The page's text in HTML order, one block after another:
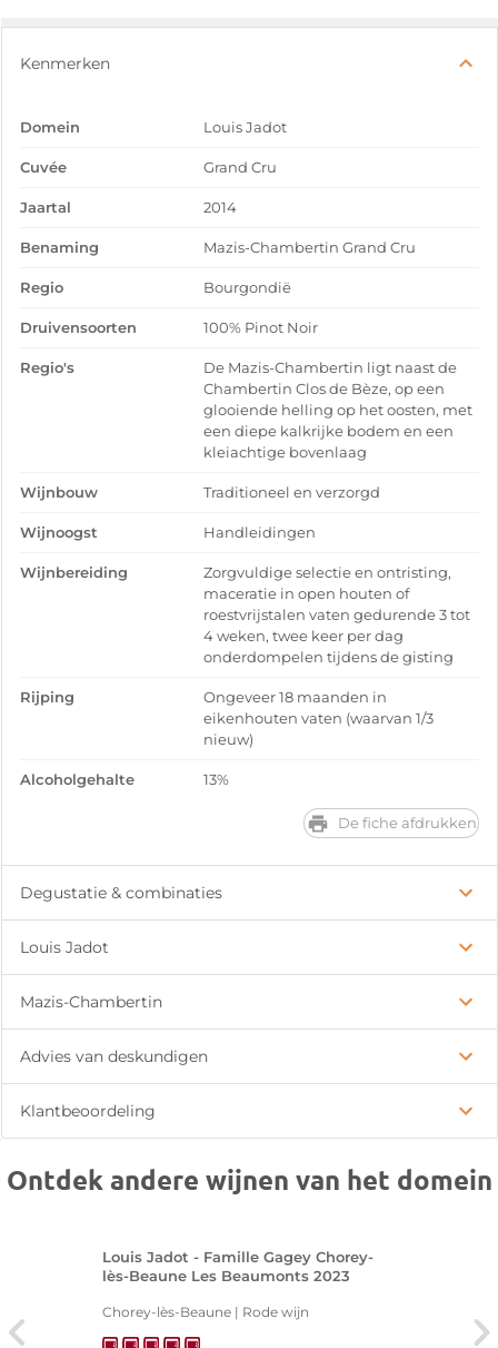
Kenmerken
Domein Louis Jadot
Cuvée Grand Cru
Jaartal 2014
Benaming Mazis-Chambertin Grand Cru
Regio Bourgondië
Druivensoorten 100% Pinot Noir
Regio's
De Mazis-Chambertin ligt naast de
Chambertin Clos de Bèze, op een
glooiende helling op het oosten, met
een diepe kalkrijke bodem en een
kleiachtige bovenlaag
Wijnbouw Traditioneel en verzorgd
Wijnoogst Handleidingen
Wijnbereiding
Zorgvuldige selectie en ontristing,
maceratie in open houten of
roestvrijstalen vaten gedurende 3 tot
4 weken, twee keer per dag
onderdompelen tijdens de gisting
Rijping
Ongeveer 18 maanden in
eikenhouten vaten (waarvan 1/3
nieuw)
Alcoholgehalte 13%
De fiche afdrukken
Degustatie & combinaties
Louis Jadot
Mazis-Chambertin
Advies van deskundigen
Klantbeoordeling
Ontdek andere wijnen van het domein
Louis Jadot - Famille Gagey Chorey-
lès-Beaune Les Beaumonts 2023
Chorey-lès-Beaune | Rode wijn